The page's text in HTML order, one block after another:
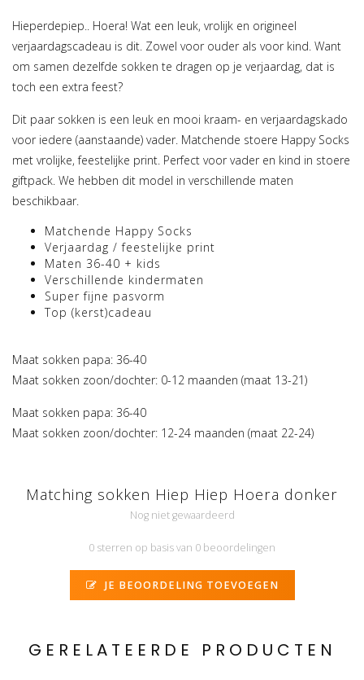
Hieperdepiep.. Hoera! Wat een leuk, vrolijk en origineel
verjaardagscadeau is dit. Zowel voor ouder als voor kind. Want
om samen dezelfde sokken te dragen op je verjaardag, dat is
toch een extra feest?
Dit paar sokken is een leuk en mooi kraam- en verjaardagskado
voor iedere (aanstaande) vader. Matchende stoere Happy Socks
met vrolijke, feestelijke print. Perfect voor vader en kind in stoere
giftpack. We hebben dit model in verschillende maten
beschikbaar.
Matchende Happy Socks
Verjaardag / feestelijke print
Maten 36-40 + kids
Verschillende kindermaten
Super fijne pasvorm
Top (kerst)cadeau
Maat sokken papa: 36-40
Maat sokken zoon/dochter: 0-12 maanden (maat 13-21)
Maat sokken papa: 36-40
Maat sokken zoon/dochter: 12-24 maanden (maat 22-24)
Matching sokken Hiep Hiep Hoera donker
Nog niet gewaardeerd
0 sterren op basis van 0 beoordelingen
JE BEOORDELING TOEVOEGEN
GERELATEERDE PRODUCTEN